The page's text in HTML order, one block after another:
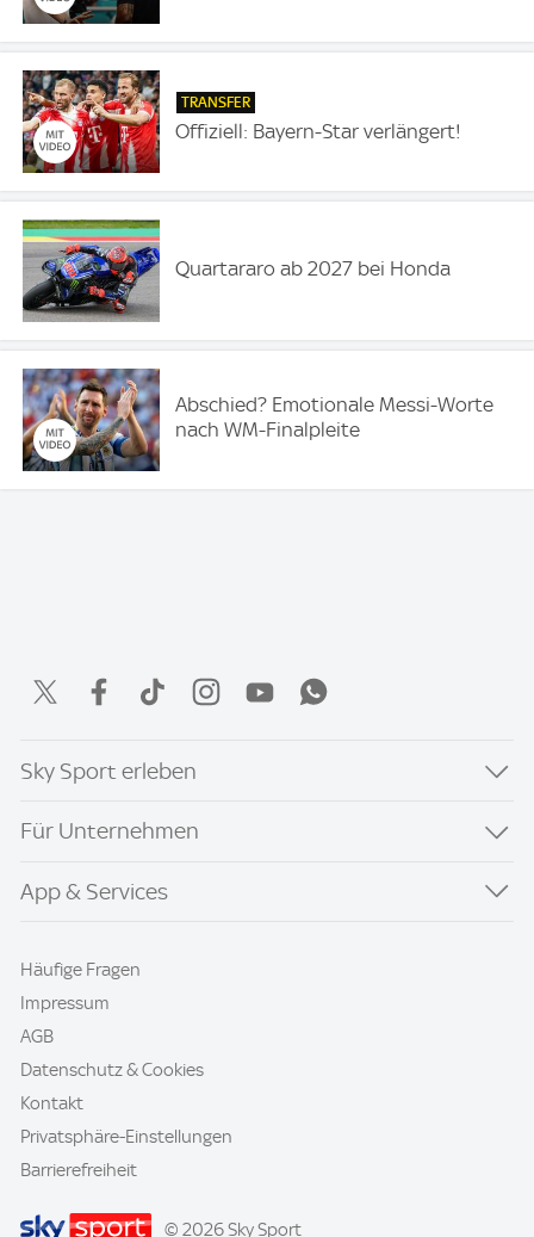
TRANSFER
Offiziell: Bayern-Star verlängert!
Quartararo ab 2027 bei Honda
Abschied? Emotionale Messi-Worte
nach WM-Finalpleite
Sky Sport erleben
Für Unternehmen
App & Services
Häufige Fragen
Impressum
AGB
Datenschutz & Cookies
Kontakt
Privatsphäre-Einstellungen
Barrierefreiheit
© 2026 Sky Sport